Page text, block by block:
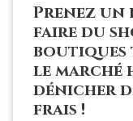
Prenez un
faire du
boutiques
le marché
dénicher
frais !